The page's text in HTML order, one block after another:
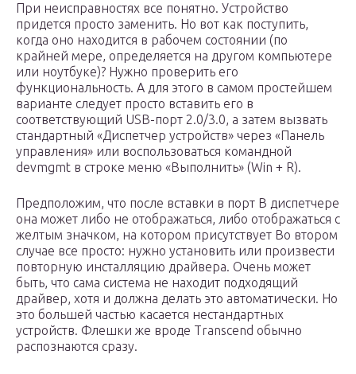
При неисправностях все понятно. Устройство
придется просто заменить. Но вот как поступить,
когда оно находится в рабочем состоянии (по
крайней мере, определяется на другом компьютере
или ноутбуке)? Нужно проверить его
функциональность. А для этого в самом простейшем
варианте следует просто вставить его в
соответствующий USB-порт 2.0/3.0, а затем вызвать
стандартный «Диспетчер устройств» через «Панель
управления» или воспользоваться командной
devmgmt в строке меню «Выполнить» (Win + R).
Предположим, что после вставки в порт В диспетчере
она может либо не отображаться, либо отображаться с
желтым значком, на котором присутствует Во втором
случае все просто: нужно установить или произвести
повторную инсталляцию драйвера. Очень может
быть, что сама система не находит подходящий
драйвер, хотя и должна делать это автоматически. Но
это большей частью касается нестандартных
устройств. Флешки же вроде Transcend обычно
распознаются сразу.